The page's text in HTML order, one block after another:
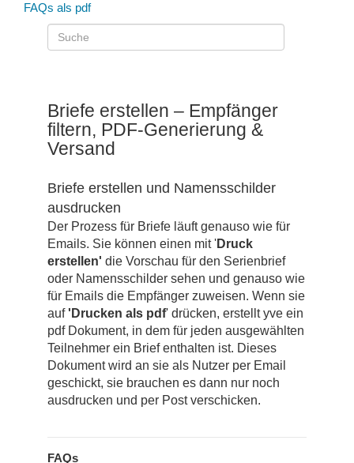
FAQs als pdf
Briefe erstellen – Empfänger
filtern, PDF-Generierung &
Versand
Briefe erstellen und Namensschilder
ausdrucken
Der Prozess für Briefe läuft genauso wie für
Emails. Sie können einen mit 'Druck
erstellen' die Vorschau für den Serienbrief
oder Namensschilder sehen und genauso wie
für Emails die Empfänger zuweisen. Wenn sie
auf'Drucken als pdf' drücken, erstellt yve ein
pdf Dokument, in dem für jeden ausgewählten
Teilnehmer ein Brief enthalten ist. Dieses
Dokument wird an sie als Nutzer per Email
geschickt, sie brauchen es dann nur noch
ausdrucken und per Post verschicken.
FAQs